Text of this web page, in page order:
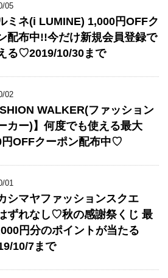
05
ミネ(i LUMINE) 1,000円OFFク
配布中!!今だけ新規会員登録で
る♡2019/10/30まで
02
WALKER(ファッション
カー)】何度でも使える最大
円OFFクーポン配布中♡
01
シマヤファッションスクエ
ずれなし♡秋の感謝祭くじ 最
円分のポイントが当たる
10/7まで